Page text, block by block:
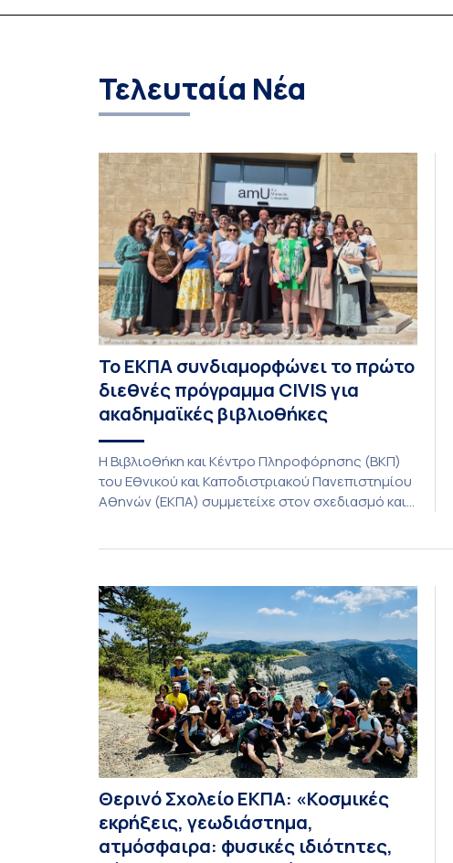
Τελευταία Νέα
Το ΕΚΠΑ συνδιαμορφώνει το πρώτο
διεθνές πρόγραμμα CIVIS για
ακαδημαϊκές βιβλιοθήκες
Η Βιβλιοθήκη και Κέντρο Πληροφόρησης (ΒΚΠ)
του Εθνικού και Καποδιστριακού Πανεπιστημίου
Αθηνών (ΕΚΠΑ) συμμετείχε στον σχεδιασμό και
οποίο πραγματοποιήθηκε με διαδικτυακές και
δια ζώσης εκπαιδευτικές δράσεις από τις 3
Ιουνίου έως τις 10 Ιουλίου 2026. Το πρόγραμμα
αποτελεί […]
Θερινό Σχολείο ΕΚΠΑ: «Κοσμικές
εκρήξεις, γεωδιάστημα,
ατμόσφαιρα: φυσικές ιδιότητες,